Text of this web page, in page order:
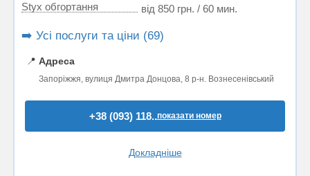
Styx обгортання від 850 грн. / 60 мин.
➡️ Усі послуги та ціни (69)
📍 Адреса
Запоріжжя, вулиця Дмитра Донцова, 8 р-н. Вознесенівський
+38 (093) 118..показати номер
Докладніше